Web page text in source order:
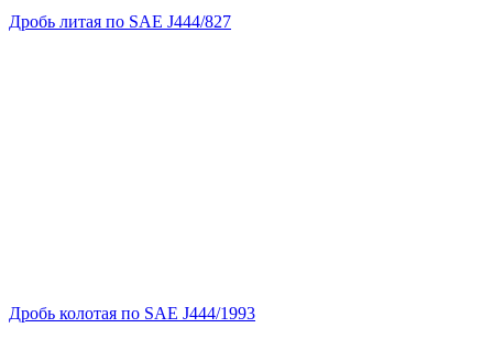
Дробь литая по SAE J444/827
Дробь колотая по SAE J444/1993